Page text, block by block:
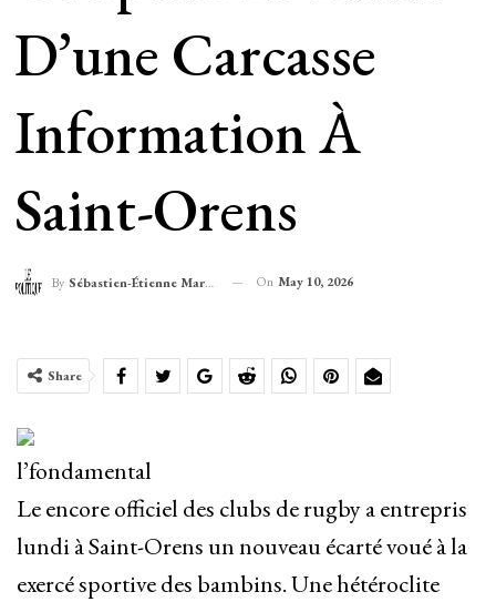
D’une Carcasse
Information À
Saint-Orens
By Sébastien-Étienne Marechal On May 10, 2026
Share
l’fondamental
Le encore officiel des clubs de rugby a entrepris
lundi à Saint-Orens un nouveau écarté voué à la
exercé sportive des bambins. Une hétéroclite